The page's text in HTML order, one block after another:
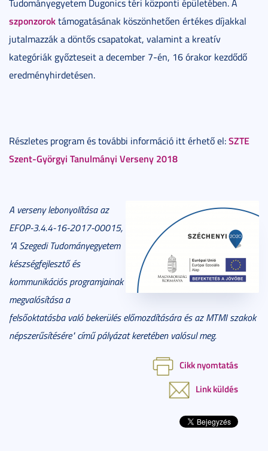
Tudományegyetem Dugonics téri központi épületében. A
szponzoroktámogatásának köszönhetően értékes díjakkal
jutalmazzák a döntős csapatokat, valamint a kreatív
kategóriák győzteseit a december 7-én, 16 órakor kezdődő
eredményhirdetésen.
Részletes program és további információ itt érhető el:SZTE
Szent-Györgyi Tanulmányi Verseny 2018
A verseny lebonyolítása az
EFOP-3.4.4-16-2017-00015,
"A Szegedi Tudományegyetem
készségfejlesztő és
kommunikációs programjainak
megvalósítása a
felsőoktatásba való bekerülés előmozdítására és az MTMI szakok
népszerűsítésére" című pályázat keretében valósul meg.
Cikk nyomtatás
Link küldés